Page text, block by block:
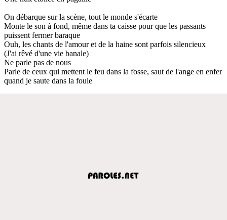
On débarque sur la scène, tout le monde s'écarte
Monte le son à fond, même dans ta caisse pour que les passants
puissent fermer baraque
Ouh, les chants de l'amour et de la haine sont parfois silencieux
(J'ai rêvé d'une vie banale)
Ne parle pas de nous
Parle de ceux qui mettent le feu dans la fosse, saut de l'ange en enfer
quand je saute dans la foule